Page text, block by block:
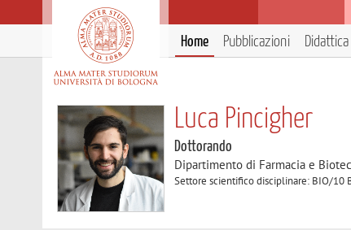
Home Pubblicazioni Didattica
Luca Pincigher
Dottorando
Dipartimento di Farmacia e
Settore scientifico disciplinare: BIO/10